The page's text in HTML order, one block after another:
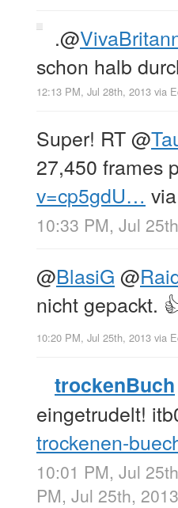
.@
schon halb
12:13 PM, Jul 28th, 2013 via
Super! RT@
27,450 frames
v=cp5gdU… via
10:33 PM, Jul
@BlasiG @
nicht gepackt.
10:20 PM, Jul 25th, 2013 via
trockenBuch
eingetrudelt!
trockenen-
10:01 PM, Jul
PM, Jul 25th, 2013